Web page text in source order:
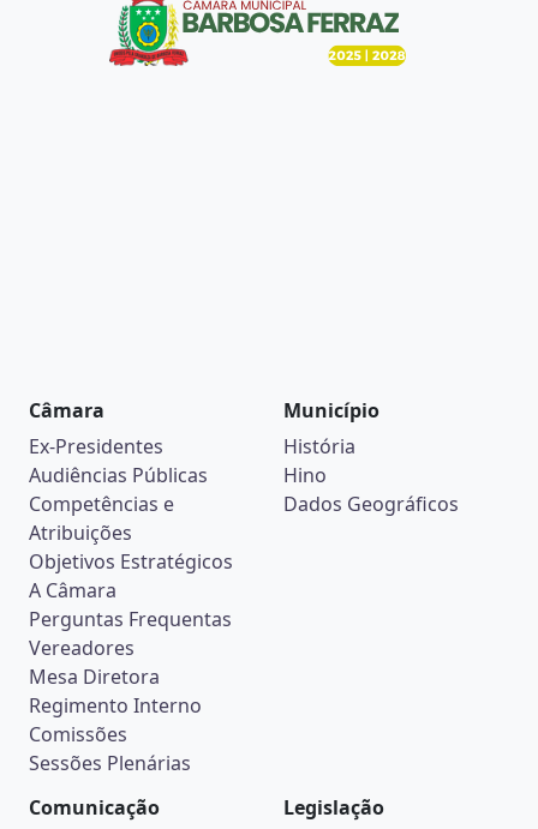
Câmara
Ex-Presidentes
Audiências Públicas
Competências e
Atribuições
Objetivos Estratégicos
A Câmara
Perguntas Frequentas
Vereadores
Mesa Diretora
Regimento Interno
Comissões
Sessões Plenárias
Município
História
Hino
Dados Geográficos
Comunicação
Legislação